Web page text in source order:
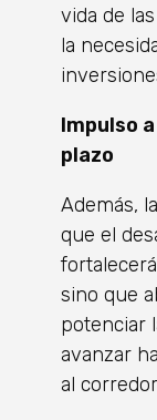
vida de
la
Impulso
plazo
Además,
que el
sino que
potenciar
avanzar
al